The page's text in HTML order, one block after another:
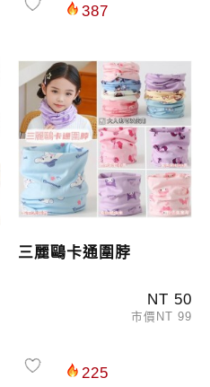
387
三麗鷗卡通圍脖
NT 50
市價NT 99
225